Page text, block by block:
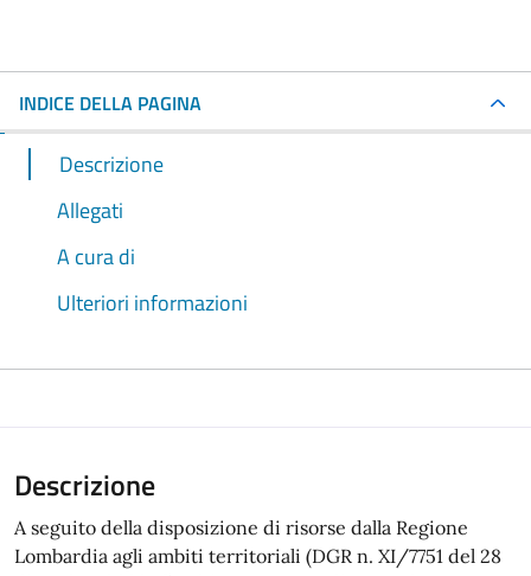
INDICE DELLA PAGINA
Descrizione
Allegati
A cura di
Ulteriori informazioni
Descrizione
A seguito della disposizione di risorse dalla Regione
Lombardia agli ambiti territoriali (DGR n. XI/7751 del 28